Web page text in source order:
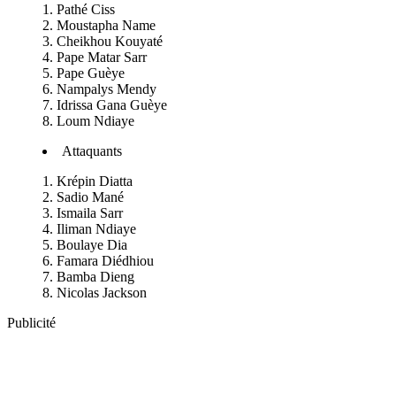
Pathé Ciss
Moustapha Name
Cheikhou Kouyaté
Pape Matar Sarr
Pape Guèye
Nampalys Mendy
Idrissa Gana Guèye
Loum Ndiaye
Attaquants
Krépin Diatta
Sadio Mané
Ismaila Sarr
Iliman Ndiaye
Boulaye Dia
Famara Diédhiou
Bamba Dieng
Nicolas Jackson
Publicité